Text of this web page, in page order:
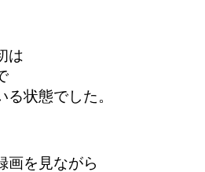
は
状態でした。
画を見ながら